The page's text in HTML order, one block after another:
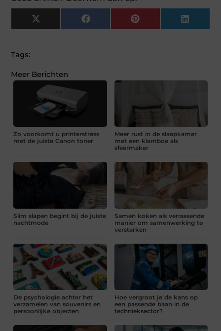
X
(Twitter)
Facebook Pinterest
Tags:
Meer Berichten
Zo voorkomt u printerstress
met de juiste Canon toner
Meer rust in de slaapkamer
met een klamboe als
sfeermaker
Slim slapen begint bij de juiste
nachtmode
Samen koken als verrassende
manier om samenwerking te
versterken
De psychologie achter het
verzamelen van souvenirs en
persoonlijke objecten
Hoe vergroot je de kans op
een passende baan in de
technieksector?